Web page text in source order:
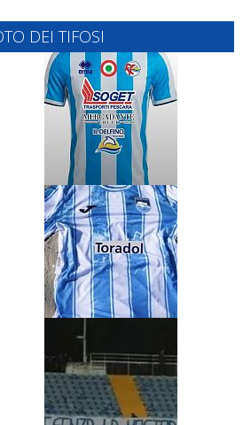
DEI TIFOSI